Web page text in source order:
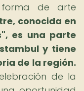
de arte
conocida en
es una parte
y tiene
de la región.
de la